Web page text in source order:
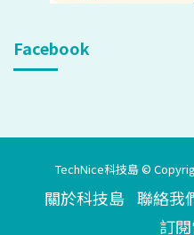
Facebook
TechNice科技島 ©
關於科技島 聯絡我
訂